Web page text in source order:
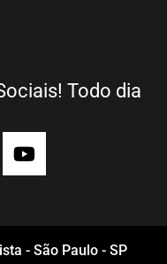
Todo dia
- São Paulo - SP